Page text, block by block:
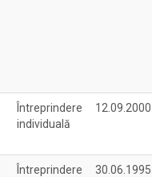
Întreprindere
individuală
12.09.2000
Întreprindere
30.06.1995